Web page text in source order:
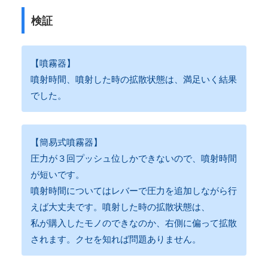
検証
【噴霧器】
噴射時間、噴射した時の拡散状態は、満足いく結果
でした。
【簡易式噴霧器】
圧力が３回プッシュ位しかできないので、噴射時間
が短いです。
噴射時間についてはレバーで圧力を追加しながら行
えば大丈夫です。噴射した時の拡散状態は、
私が購入したモノのできなのか、右側に偏って拡散
されます。クセを知れば問題ありません。